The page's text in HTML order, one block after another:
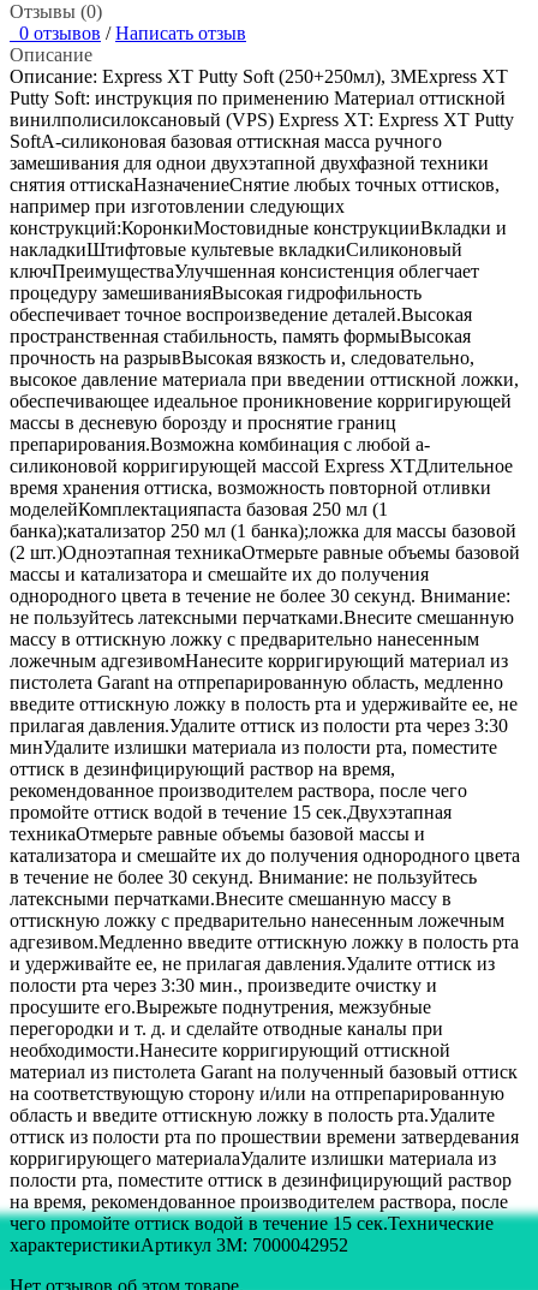
Отзывы (0)
0 отзывов / Написать отзыв
Описание
Описание: Express XT Putty Soft (250+250мл), 3МExpress XT
Putty Soft: инструкция по применению Материал оттискной
винилполисилоксановый (VPS) Express XT: Express XT Putty
SoftА-силиконовая базовая оттискная масса ручного
замешивания для однои двухэтапной двухфазной техники
снятия оттискаНазначениеСнятие любых точных оттисков,
например при изготовлении следующих
конструкций:КоронкиМостовидные конструкцииВкладки и
накладкиШтифтовые культевые вкладкиСиликоновый
ключПреимуществаУлучшенная консистенция облегчает
процедуру замешиванияВысокая гидрофильность
обеспечивает точное воспроизведение деталей.Высокая
пространственная стабильность, память формыВысокая
прочность на разрывВысокая вязкость и, следовательно,
высокое давление материала при введении оттискной ложки,
обеспечивающее идеальное проникновение корригирующей
массы в десневую борозду и проснятие границ
препарирования.Возможна комбинация с любой а-
силиконовой корригирующей массой Express XTДлительное
время хранения оттиска, возможность повторной отливки
моделейКомплектацияпаста базовая 250 мл (1
банка);катализатор 250 мл (1 банка);ложка для массы базовой
(2 шт.)Одноэтапная техникаОтмерьте равные объемы базовой
массы и катализатора и смешайте их до получения
однородного цвета в течение не более 30 секунд. Внимание:
не пользуйтесь латексными перчатками.Внесите смешанную
массу в оттискную ложку с предварительно нанесенным
ложечным адгезивомНанесите корригирующий материал из
пистолета Garant на отпрепарированную область, медленно
введите оттискную ложку в полость рта и удерживайте ее, не
прилагая давления.Удалите оттиск из полости рта через 3:30
минУдалите излишки материала из полости рта, поместите
оттиск в дезинфицирующий раствор на время,
рекомендованное производителем раствора, после чего
промойте оттиск водой в течение 15 сек.Двухэтапная
техникаОтмерьте равные объемы базовой массы и
катализатора и смешайте их до получения однородного цвета
в течение не более 30 секунд. Внимание: не пользуйтесь
латексными перчатками.Внесите смешанную массу в
оттискную ложку с предварительно нанесенным ложечным
адгезивом.Медленно введите оттискную ложку в полость рта
и удерживайте ее, не прилагая давления.Удалите оттиск из
полости рта через 3:30 мин., произведите очистку и
просушите его.Вырежьте поднутрения, межзубные
перегородки и т. д. и сделайте отводные каналы при
необходимости.Нанесите корригирующий оттискной
материал из пистолета Garant на полученный базовый оттиск
на соответствующую сторону и/или на отпрепарированную
область и введите оттискную ложку в полость рта.Удалите
оттиск из полости рта по прошествии времени затвердевания
корригирующего материалаУдалите излишки материала из
полости рта, поместите оттиск в дезинфицирующий раствор
на время, рекомендованное производителем раствора, после
чего промойте оттиск водой в течение 15 сек.Технические
характеристикиАртикул 3M: 7000042952